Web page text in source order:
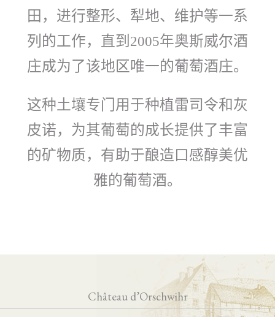
田，进行整形、犁地、维护等一系
列的工作，直到 2005年奥斯威尔酒
庄成为了该地区唯一的葡萄酒庄。
这种土壤专门用于种植雷司令和灰
皮诺，为其葡萄的成长提供了丰富
的矿物质，有助于酿造口感醇美优
雅的葡萄酒。
Château d’Orschwihr